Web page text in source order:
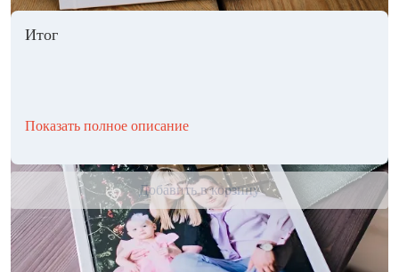
Итог
Показать полное описание
Добавить в корзину